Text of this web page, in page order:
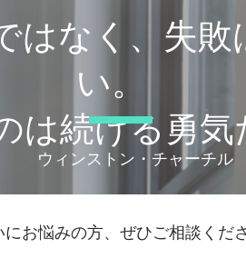
© 2021by Beeplussystems
はなく、失敗
い。
は続ける勇気
​ウィンストン・チャーチル
にお悩みの方、ぜひご相談くださ